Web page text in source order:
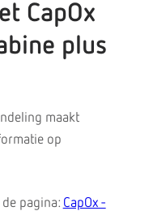
CapOx
plus
maakt
op
pagina: CapOx -